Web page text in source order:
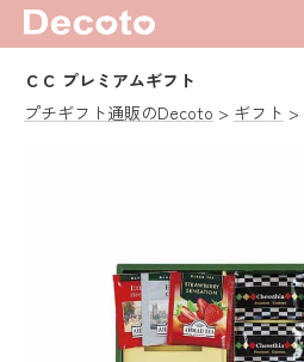
ＣＣ プレミアムギフト
プチギフト通販のDecoto
ギフト